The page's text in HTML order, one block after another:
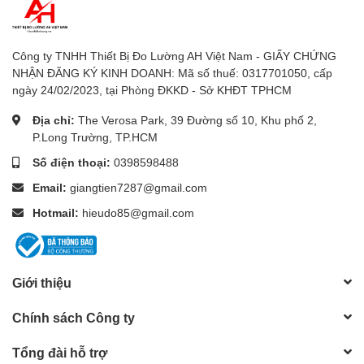
5. Chức năng tính trung bình
Máy cho phéptính giá trị trung bình của nhiều lần đo
(tối đa 9 lần) để tăng độ chính xác.
6. Thiết kế gọn nhẹ – dễ sử dụng
Màn hình LCD rõ ràng
Phím bấm đơn giản
Phù hợp sử dụng tại kho, nhà máy, trang trại.
Thông số kỹ thuật
PM-390
Thông số Giá trị
Nguyên lý đo
Công ty TNHH Thiết Bị Đo Lường AH Việt Nam - GIẤY CHỨNG
NHẬN ĐĂNG KÝ KINH DOANH: Mã số thuế: 0317701050, cấp
ngày 24/02/2023, tại Phòng ĐKKD - Sở KHĐT TPHCM
Địa chỉ: The Verosa Park, 39 Đường số 10, Khu phố 2,
P.Long Trường, TP.HCM
Số điện thoại: 0398598488
Email: giangtien7287@gmail.com
Hotmail: hieudo85@gmail.com
Giới thiệu
Chính sách Công ty
Tổng đài hỗ trợ